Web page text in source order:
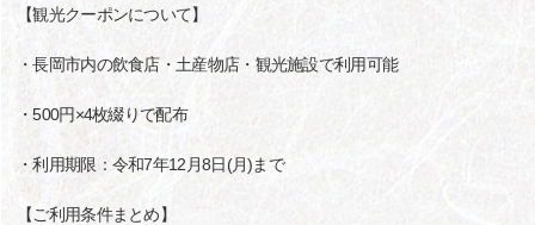
【観光クーポンについて】
・長岡市内の飲食店・土産物店・観光施設で利用可能
・500円×4枚綴りで配布
・利用期限：令和7年12月8日(月)まで
【ご利用条件まとめ】